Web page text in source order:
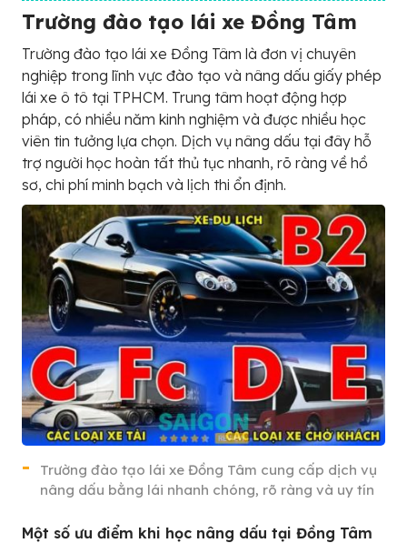
Trường đào tạo lái xe Đồng Tâm
Trường đào tạo lái xe Đồng Tâm là đơn vị chuyên
nghiệp trong lĩnh vực đào tạo và nâng dấu giấy phép
lái xe ô tô tại TPHCM. Trung tâm hoạt động hợp
pháp, có nhiều năm kinh nghiệm và được nhiều học
viên tin tưởng lựa chọn. Dịch vụ nâng dấu tại đây hỗ
trợ người học hoàn tất thủ tục nhanh, rõ ràng về hồ
sơ, chi phí minh bạch và lịch thi ổn định.
Trường đào tạo lái xe Đồng Tâm cung cấp dịch vụ
nâng dấu bằng lái nhanh chóng, rõ ràng và uy tín
Một số ưu điểm khi học nâng dấu tại Đồng Tâm